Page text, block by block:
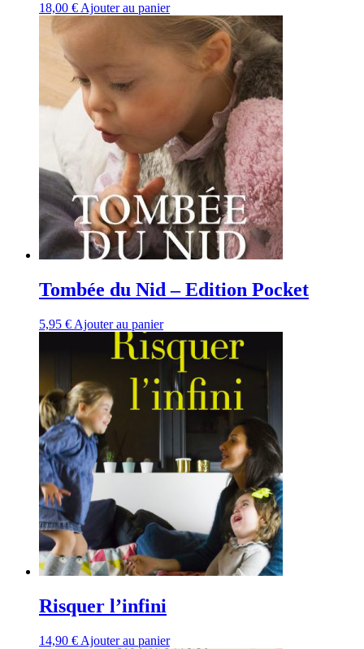
18,00 €Ajouter au panier
Tombée du Nid – Edition Pocket
5,95 € Ajouter au panier
Risquer l’infini
14,90 € Ajouter au panier